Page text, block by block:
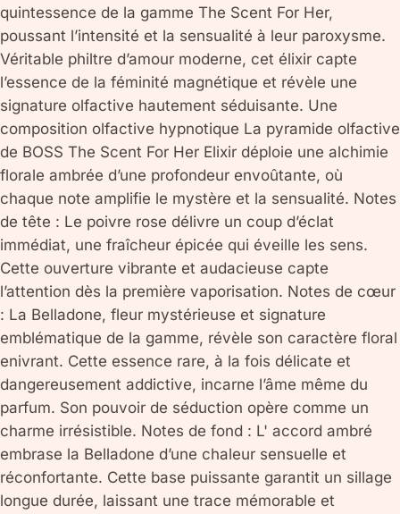
quintessence de la gamme The Scent For Her,
poussant l’intensité et la sensualité à leur paroxysme.
Véritable philtre d’amour moderne, cet élixir capte
l’essence de la féminité magnétique et révèle une
signature olfactive hautement séduisante. Une
composition olfactive hypnotique La pyramide olfactive
de BOSS The Scent For Her Elixir déploie une alchimie
florale ambrée d’une profondeur envoûtante, où
chaque note amplifie le mystère et la sensualité. Notes
de tête : Le poivre rose délivre un coup d’éclat
immédiat, une fraîcheur épicée qui éveille les sens.
Cette ouverture vibrante et audacieuse capte
l’attention dès la première vaporisation. Notes de cœur
: La Belladone, fleur mystérieuse et signature
emblématique de la gamme, révèle son caractère floral
enivrant. Cette essence rare, à la fois délicate et
dangereusement addictive, incarne l’âme même du
parfum. Son pouvoir de séduction opère comme un
charme irrésistible. Notes de fond : L' accord ambré
embrase la Belladone d’une chaleur sensuelle et
réconfortante. Cette base puissante garantit un sillage
longue durée, laissant une trace mémorable et